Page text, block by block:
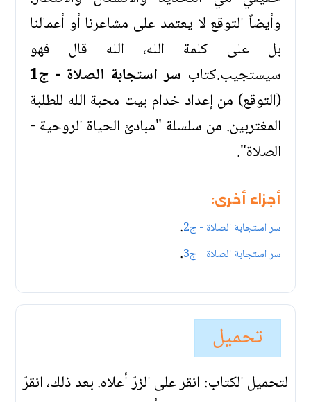
وأيضاً التوقع لا يعتمد على مشاعرنا أو أعمالنا
بل على كلمة الله، الله قال فهو
سيستجيب.كتاب سر استجابة الصلاة - ج1
(التوقع) من إعداد خدام بيت محبة الله للطلبة
المغتربين. من سلسلة "مبادئ الحياة الروحية -
الصلاة".
أجزاء أخرى:
سر استجابة الصلاة - ج2 .
سر استجابة الصلاة - ج3 .
تحميل
لتحميل الكتاب: انقر على الزرّ أعلاه. بعد ذلك، انقرّ